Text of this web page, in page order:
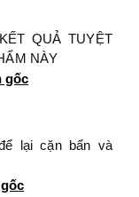
QUẢ TUYỆT
NÀY
gốc
lại cặn bẩn và